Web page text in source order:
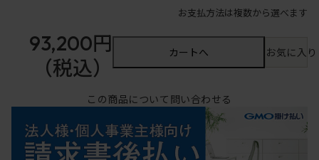
お支払方法は複数から選べます
93,200円
（税込）
カートへ お気に入
この商品について問い合わせる